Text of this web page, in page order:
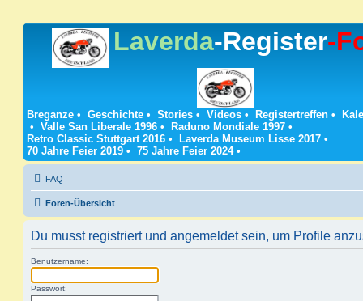
Laverda-Register-
Breganze • Geschichte • Stories • Videos • Registertreffen •
• Valle San Liberale 1996 • Raduno Mondiale 1997 •
Retro Classic Stuttgart 2016 • Laverda Museum Lisse 2017 •
70 Jahre Feier 2019 • 75 Jahre Feier 2024•
FAQ
Foren-Übersicht
Du musst registriert und angemeldet sein, um Profile
Benutzername:
Passwort: